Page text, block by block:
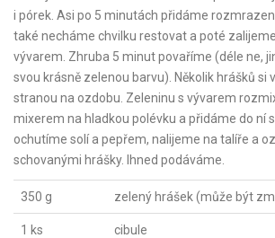
i pórek. Asi po 5 minutách přidáme
také necháme chvilku restovat a poté
vývarem. Zhruba 5 minut povaříme (déle ne,
svou krásně zelenou barvu). Několik hrášků si
stranou na ozdobu. Zeleninu s vývarem
mixerem na hladkou polévku a přidáme do ní
ochutíme solí a pepřem, nalijeme na talíře a
schovanými hrášky. Ihned podáváme.
350 g zelený hrášek (může být
1 ks cibule